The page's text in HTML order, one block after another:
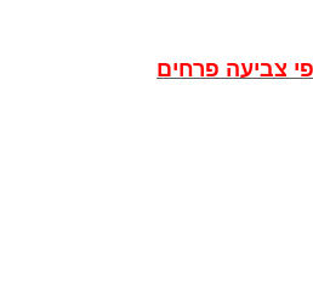
צביעה פרחים